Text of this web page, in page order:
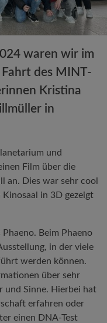
waren wir im
des MINT-
Kristina
in
und
Film über die
an. Dies war sehr cool
in 3D gezeigt
Beim Phaeno
in der viele
werden können.
über sehr
und Sinne. Hierbei hat
erfahren oder
einen DNA-Test